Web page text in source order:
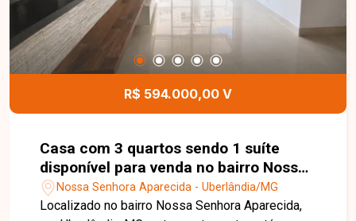
descobertas. Esta é uma excelente oportunidade
para quem busca uma casa espaçosa,
confortável e muito bem localizada no bairro Alto
Umuarama. Agende uma visita e venha conhecer
todos os detalhes deste imóvel.
R$ 594.000,00 V
Casa com 3 quartos sendo 1 suíte
disponível para venda no bairro Nossa
Senhora Aparecida em Uberlândia-MG
Nossa Senhora Aparecida - Uberlândia/MG
Localizado no bairro Nossa Senhora Aparecida,